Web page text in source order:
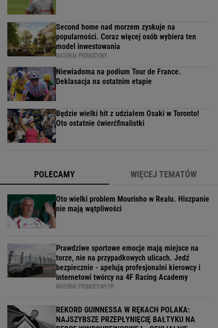
Second home nad morzem zyskuje na
popularności. Coraz więcej osób wybiera ten
model inwestowania
MATERIAŁ PROMOCYJNY
Niewiadoma na podium Tour de France.
Deklasacja na ostatnim etapie
Będzie wielki hit z udziałem Osaki w Toronto!
Oto ostatnie ćwierćfinalistki
POLECAMY WIĘCEJ TEMATÓW
Oto wielki problem Mourinho w Realu. Hiszpanie
nie mają wątpliwości
Prawdziwe sportowe emocje mają miejsce na
torze, nie na przypadkowych ulicach. Jedź
bezpiecznie - apelują profesjonalni kierowcy i
internetowi twórcy na 4F Racing Academy
MATERIAŁ PROMOCYJNY PR
REKORD GUINNESSA W RĘKACH POLAKA:
NAJSZYBSZE PRZEPŁYNIĘCIĘ BAŁTYKU NA